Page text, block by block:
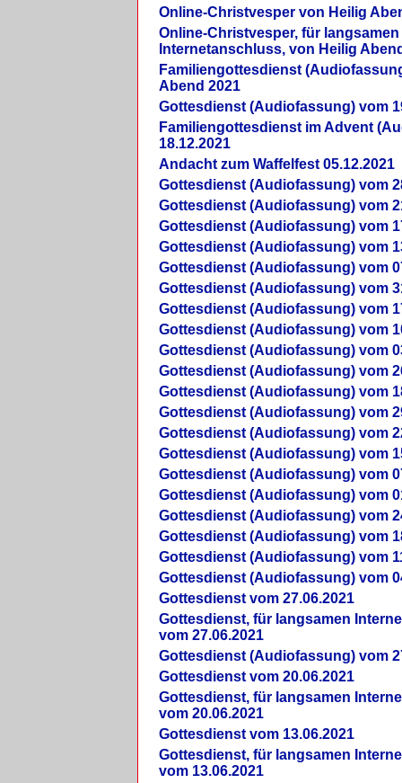
Online-Christvesper von Heilig
Online-Christvesper, für langsamen
Internetanschluss, von Heilig
Familiengottesdienst
Abend 2021
Gottesdienst (Audiofassung) vom
Familiengottesdienst im Advent
18.12.2021
Andacht zum Waffelfest 05.12.2021
Gottesdienst (Audiofassung) vom
Gottesdienst (Audiofassung) vom
Gottesdienst (Audiofassung) vom
Gottesdienst (Audiofassung) vom
Gottesdienst (Audiofassung) vom
Gottesdienst (Audiofassung) vom
Gottesdienst (Audiofassung) vom
Gottesdienst (Audiofassung) vom
Gottesdienst (Audiofassung) vom
Gottesdienst (Audiofassung) vom
Gottesdienst (Audiofassung) vom
Gottesdienst (Audiofassung) vom
Gottesdienst (Audiofassung) vom
Gottesdienst (Audiofassung) vom
Gottesdienst (Audiofassung) vom
Gottesdienst (Audiofassung) vom
Gottesdienst (Audiofassung) vom
Gottesdienst (Audiofassung) vom
Gottesdienst (Audiofassung) vom
Gottesdienst (Audiofassung) vom
Gottesdienst vom 27.06.2021
Gottesdienst, für langsamen
vom 27.06.2021
Gottesdienst (Audiofassung) vom
Gottesdienst vom 20.06.2021
Gottesdienst, für langsamen
vom 20.06.2021
Gottesdienst vom 13.06.2021
Gottesdienst, für langsamen
vom 13.06.2021